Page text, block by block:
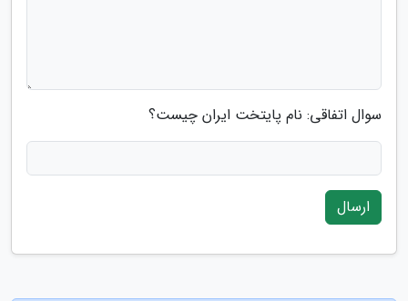
سوال اتفاقی: نام پایتخت ایران چیست؟
ارسال